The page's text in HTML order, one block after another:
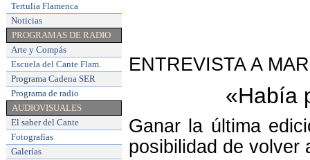
Tertulia Flamenca
Noticias
PROGRAMAS DE RADIO
Arte y Compás
Escuela del Cante Flam.
Programa Cadena SER
Programa de radio
AUDIOVISUALES
El saber del Cante
Fotografías
Galerías
ENTREVISTA A
«Había
Ganar la última
posibilidad de volver